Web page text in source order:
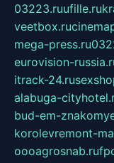
03223.ruufille.ru
veetbox.ru
mega-press.ru
eurovision-
itrack-24.ru
alabuga-
bud-em-
korolevremont-
oooagrosnab.ru